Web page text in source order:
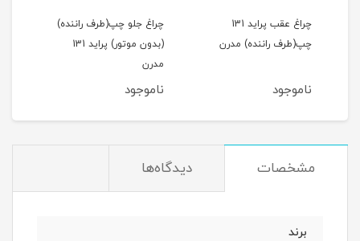
چراغ عقب پراید 131
چپ(طرف راننده) مدرن
ناموجود
چراغ جلو چپ(طرف راننده)
(بدون موتور) پراید 131
مدرن
ناموجود
مشخصات دیدگاه‌ها
برند